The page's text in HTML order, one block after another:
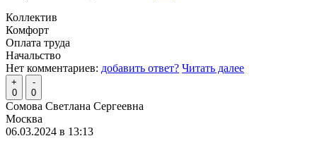
Коллектив
Комфорт
Оплата труда
Начальство
Нет комментариев: добавить ответ? Читать далее
+
0
-
0
Сомова Светлана Сергеевна
Москва
06.03.2024 в 13:13